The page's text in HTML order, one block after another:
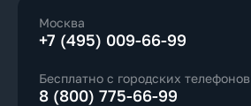
Москва
+7 (495) 009-66-99
Бесплатно с городских телефонов
8 (800) 775-66-99